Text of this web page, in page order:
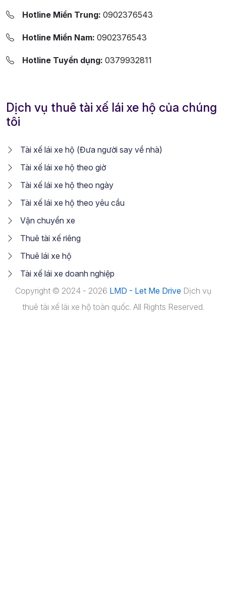
Hotline Miền Trung: 0902376543
Hotline Miền Nam: 0902376543
Hotline Tuyển dụng: 0379932811
Dịch vụ thuê tài xế lái xe hộ của chúng
tôi
Tài xế lái xe hộ (Đưa người say về nhà)
Tài xế lái xe hộ theo giờ
Tài xế lái xe hộ theo ngày
Tài xế lái xe hộ theo yêu cầu
Vận chuyển xe
Thuê tài xế riêng
Thuê lái xe hộ
Tài xế lái xe doanh nghiệp
Copyright © 2024 - 2026 LMD - Let Me Drive Dịch vụ
thuê tài xế lái xe hộ toàn quốc. All Rights Reserved.